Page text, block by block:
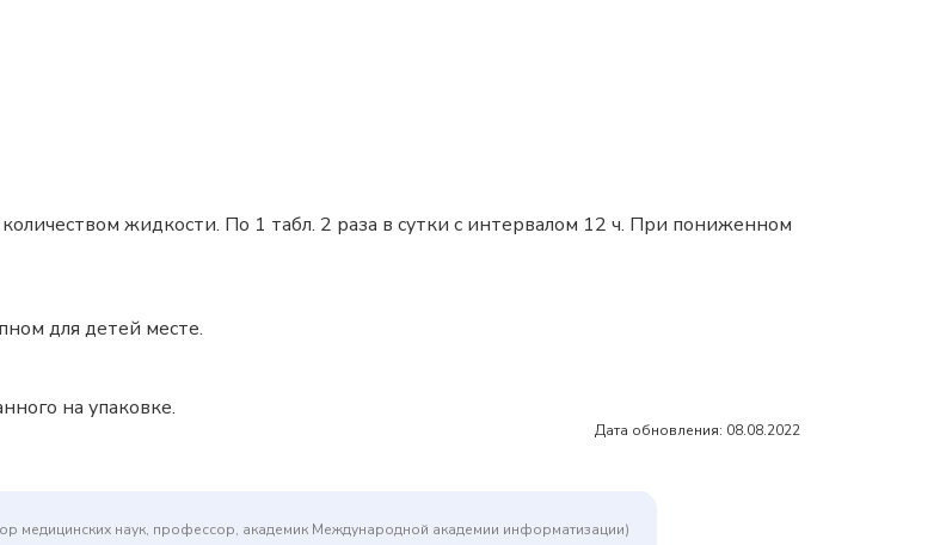
жидкости. По 1 табл. 2 раза в сутки с интервалом 12 ч. При пониженном
для детей месте.
на упаковке.
Дата обновления: 08.08.2022
медицинских наук, профессор, академик Международной академии информатизации)